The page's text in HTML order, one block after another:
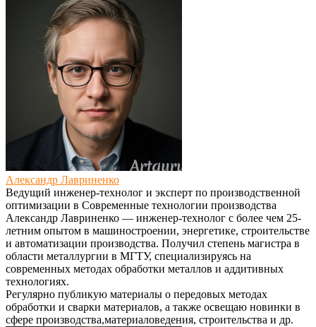
Александр Лавриненко
Ведущий инженер-технолог и эксперт по производственной
оптимизации в Современные технологии производства
Александр Лавриненко — инженер-технолог с более чем 25-
летним опытом в машиностроении, энергетике, строительстве
и автоматизации производства. Получил степень магистра в
области металлургии в МГТУ, специализируясь на
современных методах обработки металлов и аддитивных
технологиях.
Регулярно публикую материалы о передовых методах
обработки и сварки материалов, а также освещаю новинки в
сфере производства,материаловедения, строительства и др.